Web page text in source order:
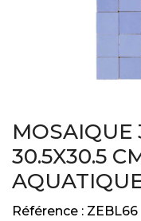
MOSAIQUE
30.5X30.5
Référence : ZEBL66